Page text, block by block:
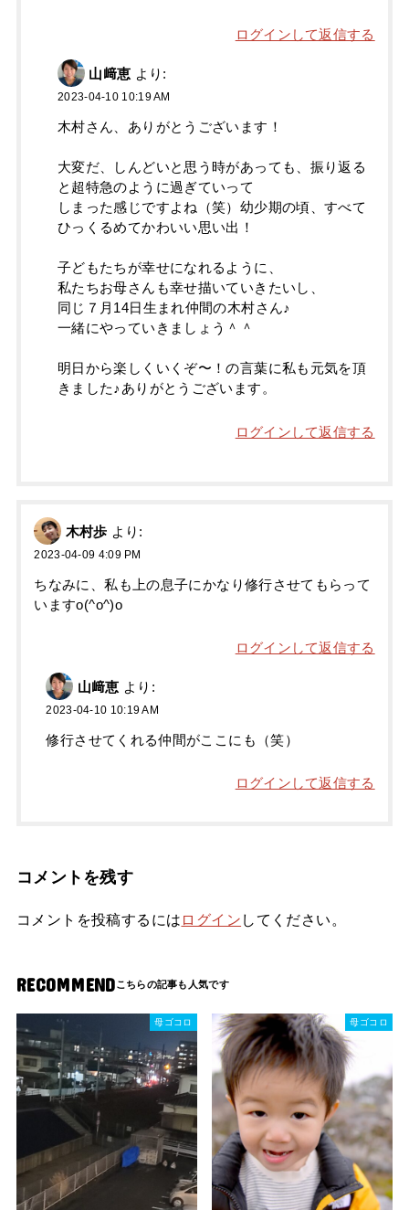
ログインして返信する
山﨑恵 より:
2023-04-10 10:19 AM
木村さん、ありがとうございます！
大変だ、しんどいと思う時があっても、振り返る
と超特急のように過ぎていって
しまった感じですよね（笑）幼少期の頃、すべて
ひっくるめてかわいい思い出！
子どもたちが幸せになれるように、
私たちお母さんも幸せ描いていきたいし、
同じ７月14日生まれ仲間の木村さん♪
一緒にやっていきましょう＾＾
明日から楽しくいくぞ〜！の言葉に私も元気を頂
きました♪ありがとうございます。
ログインして返信する
木村歩 より:
2023-04-09 4:09 PM
ちなみに、私も上の息子にかなり修行させてもらって
いますo(^o^)o
ログインして返信する
山﨑恵 より:
2023-04-10 10:19 AM
修行させてくれる仲間がここにも（笑）
ログインして返信する
コメントを残す
コメントを投稿するには ログイン してください。
RECOMMEND
母ゴコロ 母ゴコロ